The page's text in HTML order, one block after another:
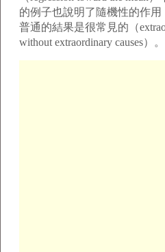
的例子也說明了隨機性的作
普通的結果是很常見的（
without extraordinary causes）。